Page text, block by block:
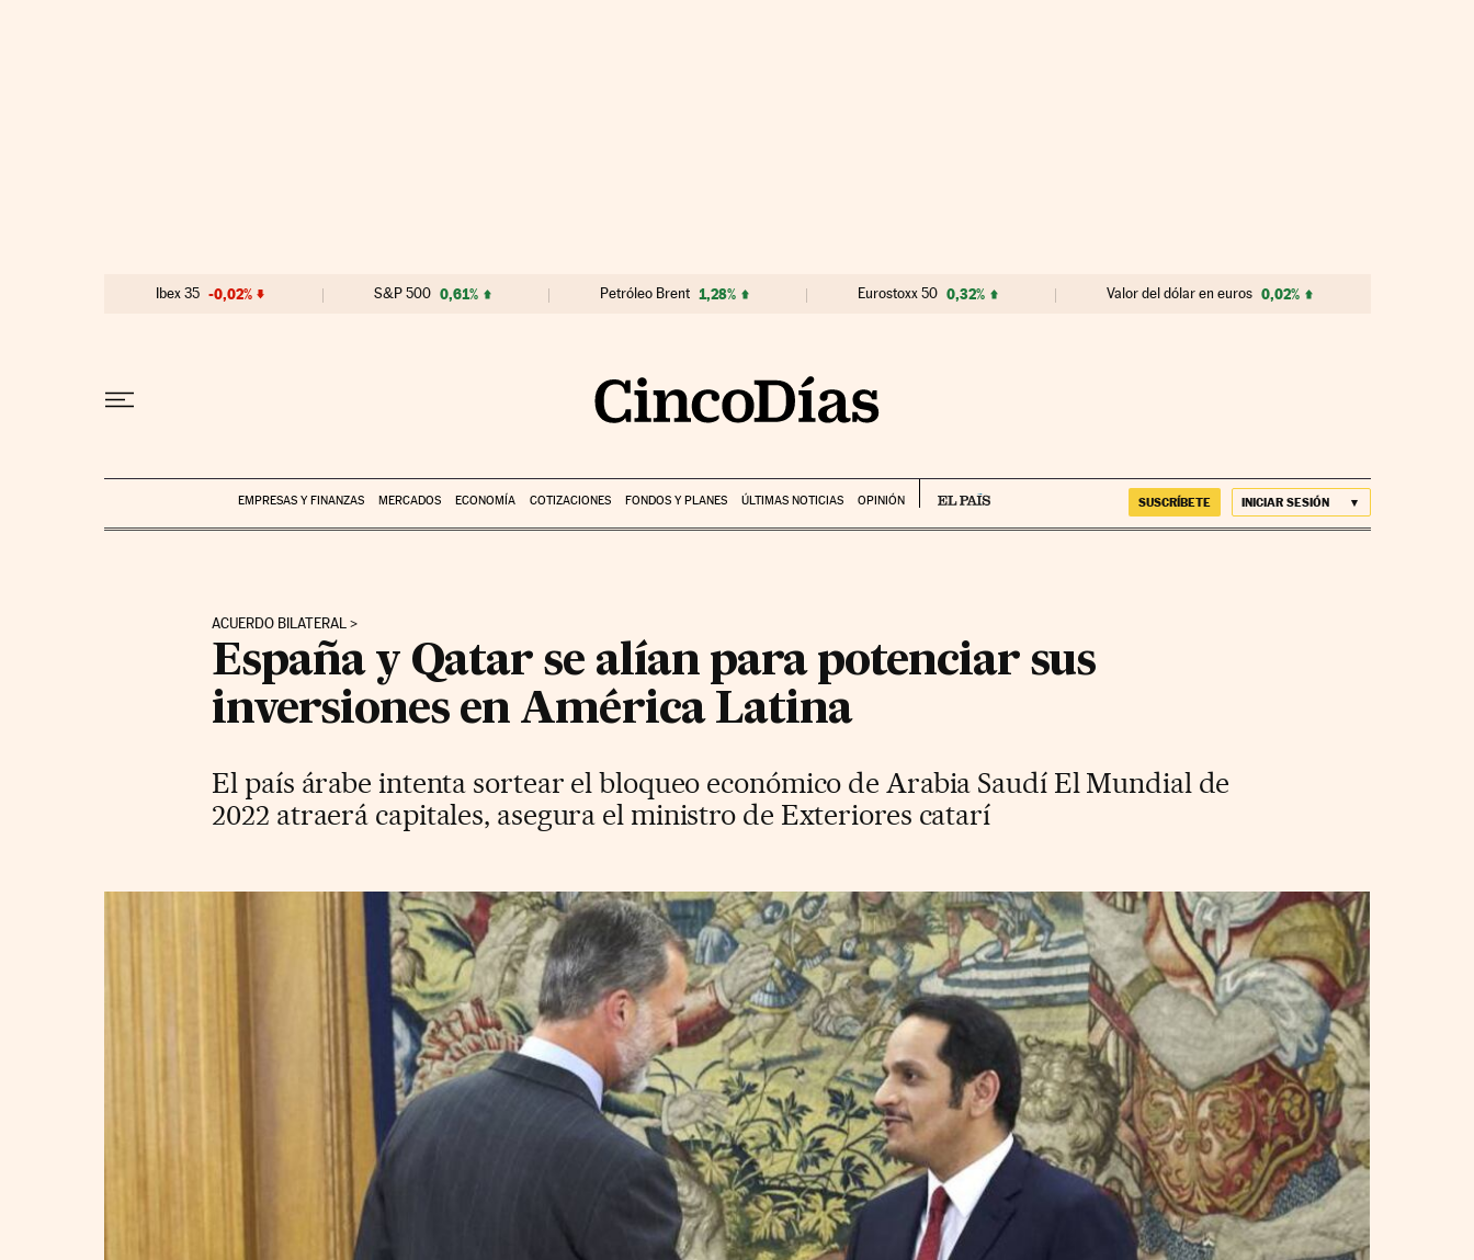
Ibex 35 -0,02% S&P 500 0,61% Petróleo Brent 1,28% Eurostoxx 50 0,32% Valor del dólar en euros 0,02%
EMPRESAS Y FINANZAS MERCADOS ECONOMÍA COTIZACIONES FONDOS Y PLANES ÚLTIMAS NOTICIAS OPINIÓN SUSCRÍBETE INICIAR SESIÓN
ACUERDO BILATERAL
España y Qatar se alían para potenciar sus
inversiones en América Latina
El país árabe intenta sortear el bloqueo económico de Arabia Saudí El Mundial de
2022 atraerá capitales, asegura el ministro de Exteriores catarí